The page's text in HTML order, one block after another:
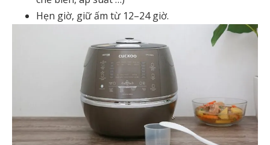
Hẹn giờ, giữ ấm từ 12–24 giờ.